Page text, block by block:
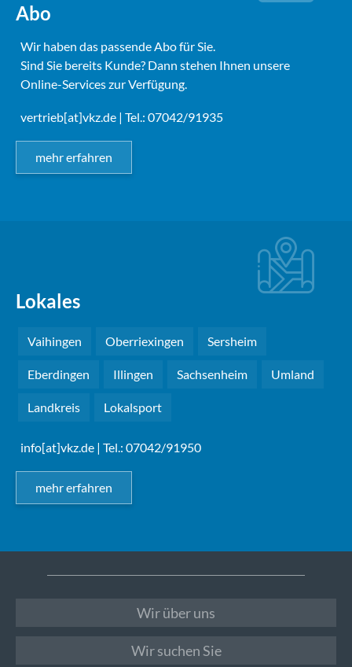
Abo
Wir haben das passende Abo für Sie.
Sind Sie bereits Kunde? Dann stehen Ihnen unsere
Online-Services zur Verfügung.
vertrieb[at]vkz.de | Tel.: 07042/91935
mehr erfahren
Lokales
Vaihingen Oberriexingen Sersheim
Eberdingen Illingen Sachsenheim Umland
Landkreis Lokalsport
info[at]vkz.de | Tel.: 07042/91950
mehr erfahren
Wir über uns
Wir suchen Sie